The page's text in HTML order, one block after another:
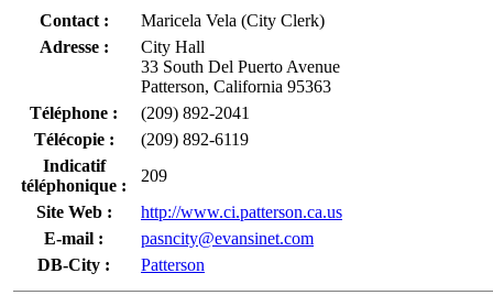
Contact :
Maricela Vela (City Clerk)
Adresse :
City Hall
33 South Del Puerto Avenue
Patterson, California 95363
Téléphone :
(209) 892-2041
Télécopie :
(209) 892-6119
Indicatif
téléphonique :
209
Site Web :
http://www.ci.patterson.ca.us
E-mail :
pasncity@evansinet.com
DB-City :
Patterson